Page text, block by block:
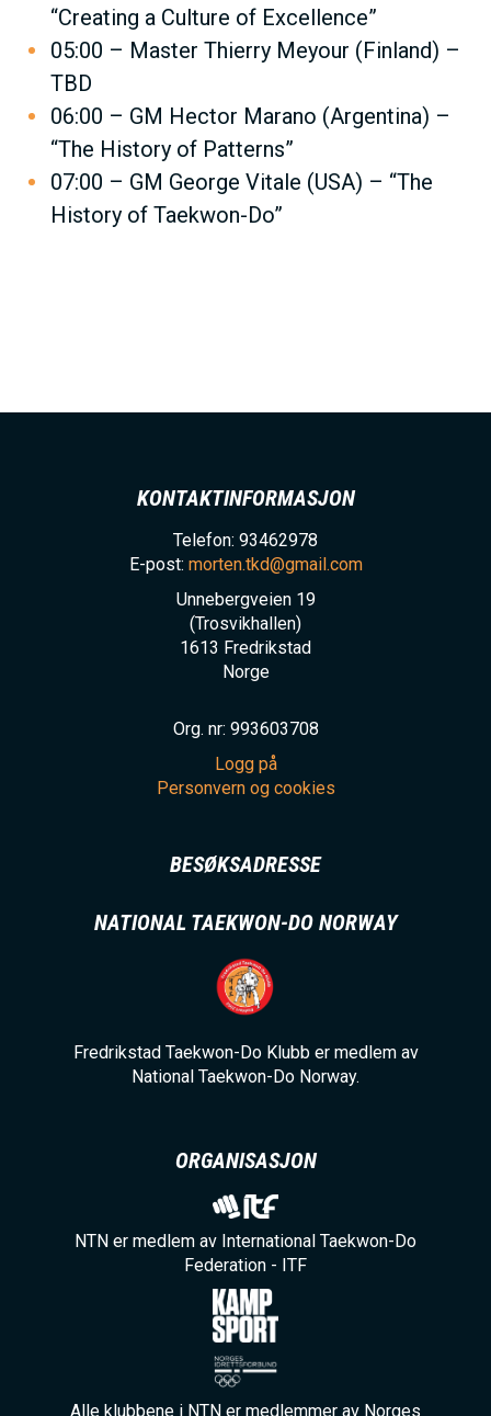
“Creating a Culture of Excellence”
05:00 – Master Thierry Meyour (Finland) –
TBD
06:00 – GM Hector Marano (Argentina) –
“The History of Patterns”
07:00 – GM George Vitale (USA) – “The
History of Taekwon-Do”
KONTAKTINFORMASJON
Telefon: 93462978
E-post: morten.tkd@gmail.com
Unnebergveien 19
(Trosvikhallen)
1613 Fredrikstad
Norge
Org. nr: 993603708
Logg på
Personvern og cookies
BESØKSADRESSE
NATIONAL TAEKWON-DO NORWAY
Fredrikstad Taekwon-Do Klubb er medlem av
National Taekwon-Do Norway.
ORGANISASJON
NTN er medlem av International Taekwon-Do
Federation - ITF
Alle klubbene i NTN er medlemmer av Norges